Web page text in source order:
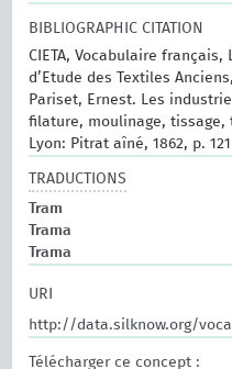
BIBLIOGRAPHIC CITATION
CIETA, Vocabulaire
d’Etude des Textiles
Pariset, Ernest. Les
filature, moulinage,
Lyon: Pitrat aîné, 1862, p. 121
TRADUCTIONS
Tram
Trama
Trama
URI
http://data.silknow.org/
Télécharger ce concept :